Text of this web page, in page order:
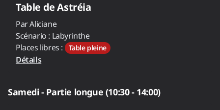
Table deAstréia
ParAliciane
Scénario : Labyrinthe
Places libres :
Table pleine
Détails
Samedi - Partie longue (10:30 - 14:00)